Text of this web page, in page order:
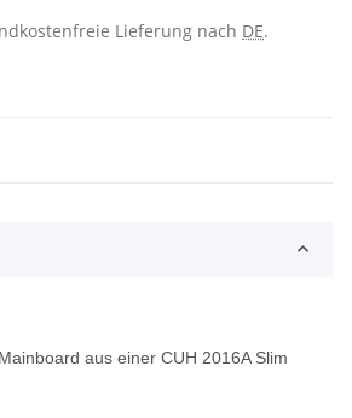
Lieferung nach DE.
aus einer CUH 2016A Slim